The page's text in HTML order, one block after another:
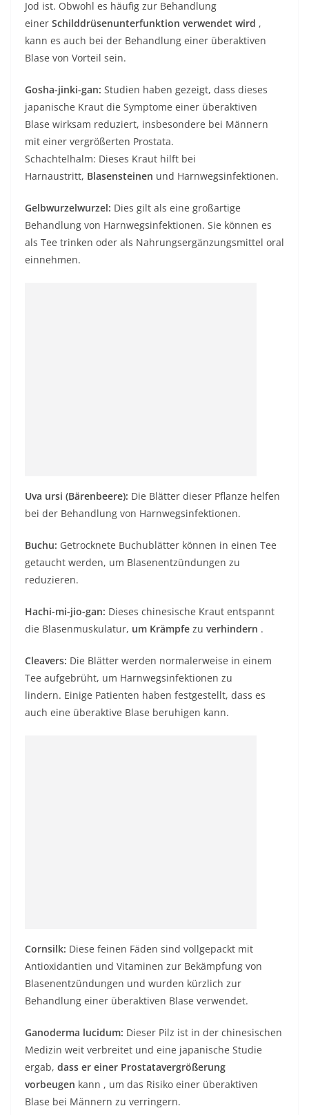
Jod ist. Obwohl es häufig zur Behandlung
einer Schilddrüsenunterfunktion verwendet wird ,
kann es auch bei der Behandlung einer überaktiven
Blase von Vorteil sein.
Gosha-jinki-gan: Studien haben gezeigt, dass dieses
japanische Kraut die Symptome einer überaktiven
Blase wirksam reduziert, insbesondere bei Männern
mit einer vergrößerten Prostata.
Schachtelhalm: Dieses Kraut hilft bei
Harnaustritt, Blasensteinen und Harnwegsinfektionen.
Gelbwurzelwurzel: Dies gilt als eine großartige
Behandlung von Harnwegsinfektionen. Sie können es
als Tee trinken oder als Nahrungsergänzungsmittel oral
einnehmen.
Uva ursi (Bärenbeere): Die Blätter dieser Pflanze helfen
bei der Behandlung von Harnwegsinfektionen.
Buchu: Getrocknete Buchublätter können in einen Tee
getaucht werden, um Blasenentzündungen zu
reduzieren.
Hachi-mi-jio-gan: Dieses chinesische Kraut entspannt
die Blasenmuskulatur, um Krämpfe zu verhindern .
Cleavers: Die Blätter werden normalerweise in einem
Tee aufgebrüht, um Harnwegsinfektionen zu
lindern. Einige Patienten haben festgestellt, dass es
auch eine überaktive Blase beruhigen kann.
Cornsilk: Diese feinen Fäden sind vollgepackt mit
Antioxidantien und Vitaminen zur Bekämpfung von
Blasenentzündungen und wurden kürzlich zur
Behandlung einer überaktiven Blase verwendet.
Ganoderma lucidum: Dieser Pilz ist in der chinesischen
Medizin weit verbreitet und eine japanische Studie
ergab, dass er einer Prostatavergrößerung
vorbeugen kann , um das Risiko einer überaktiven
Blase bei Männern zu verringern.